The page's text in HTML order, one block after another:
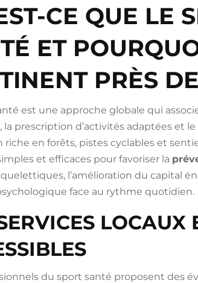
CE QUE LE
ET
PRÈS
est une approche globale qui
la prescription d’activités adaptées et
riche en forêts, pistes cyclables et
et efficaces pour favoriser la
l’amélioration du capital
face au rythme quotidien.
LOCAUX
du sport santé proposent des